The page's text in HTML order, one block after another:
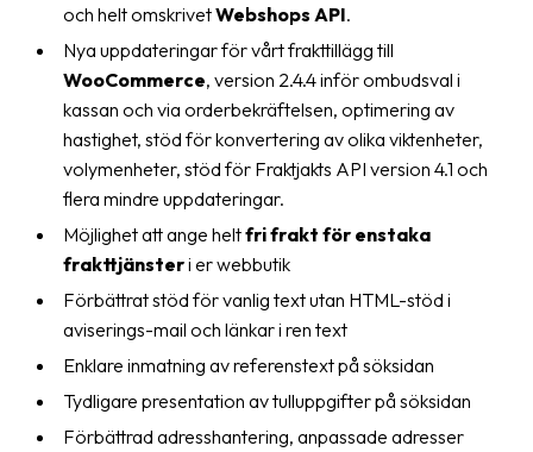
Villkor
Allmänna
Integritet
Förbjudet
och
farligt
innehåll
och helt omskrivetWebshops API.
Nya uppdateringar för vårt frakttillägg till
WooCommerce, version 2.4.4 inför ombudsval i
kassan och via orderbekräftelsen, optimering av
hastighet, stöd för konvertering av olika viktenheter,
volymenheter, stöd för Fraktjakts API version 4.1 och
flera mindre uppdateringar.
Möjlighet att ange heltfri frakt för enstaka
frakttjänsteri er webbutik
Förbättrat stöd för vanlig text utan HTML-stöd i
aviserings-mail och länkar i ren text
Enklare inmatning av referenstext på söksidan
Tydligare presentation av tulluppgifter på söksidan
Förbättrad adresshantering, anpassade adresser